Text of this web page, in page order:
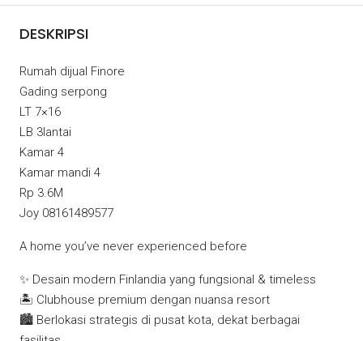
DESKRIPSI
Rumah dijual Finore
Gading serpong
LT 7×16
LB 3lantai
Kamar 4
Kamar mandi 4
Rp 3.6M
Joy 08161489577
A home you’ve never experienced before
✨ Desain modern Finlandia yang fungsional & timeless
🏝️ Clubhouse premium dengan nuansa resort
🏙️ Berlokasi strategis di pusat kota, dekat berbagai